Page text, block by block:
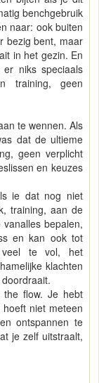
benchgebruik
naar: ook buiten
bezig bent, maar
in het gezin. En
niks speciaals
training, geen
te wennen. Als
dat de ultieme
geen verplicht
en keuzes
ie dat nog niet
training, aan de
bepalen,
en kan ook tot
veel te vol, het
klachten
the flow. Je hebt
niet meteen
ontspannen te
je zelf uitstraalt,